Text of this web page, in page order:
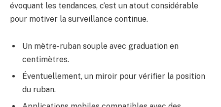
évoquant les tendances, c’est un atout considérable
pour motiver la surveillance continue.
Un mètre-ruban souple avec graduation en
centimètres.
Éventuellement, un miroir pour vérifier la position
du ruban.